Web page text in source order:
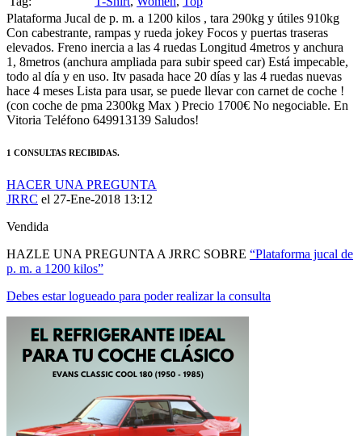
Vendida
HAZLE UNA PREGUNTA A JRRC SOBRE “Plataforma jucal de
p. m. a 1200 kilos”
Debes estar logueado para poder realizar la consulta
MANTENTE AL DÍA DE NUESTRAS NOVEDADES:
ÚNETE